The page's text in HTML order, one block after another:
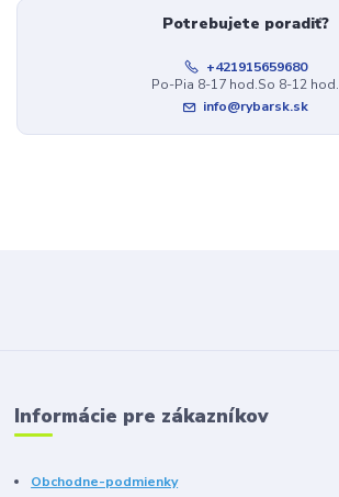
Potrebujete poradiť?
+421915659680
Po-Pia 8-17 hod.So 8-12 hod.
info@rybarsk.sk
Informácie pre zákazníkov
Obchodne-podmienky